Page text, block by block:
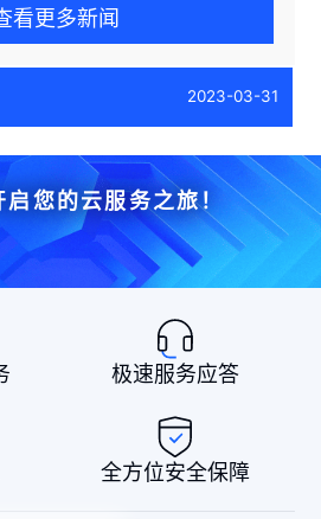
看更多新闻
2023-03-31
您的云服务之旅！
极速服务应答
全方位安全保障